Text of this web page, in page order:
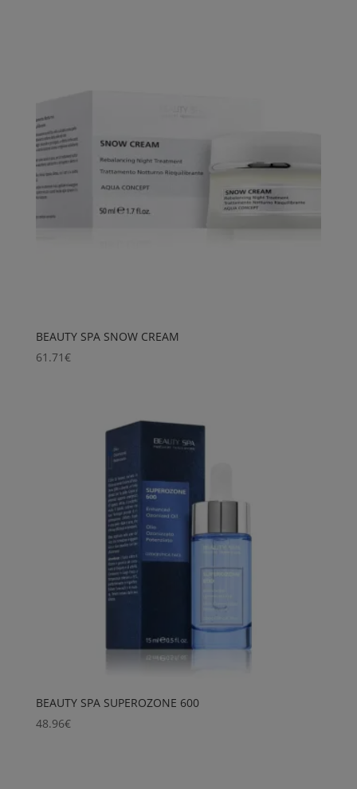
BEAUTY SPA SNOW CREAM
61.71€
BEAUTY SPA SUPEROZONE 600
48.96€